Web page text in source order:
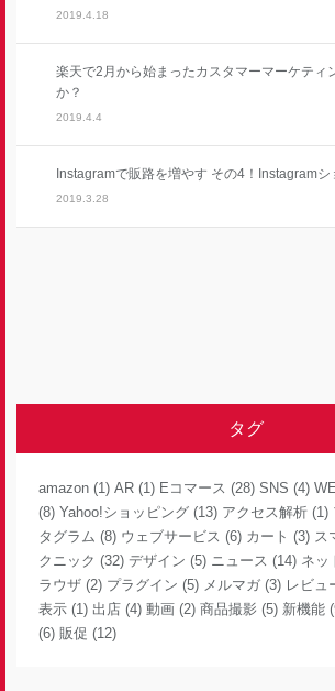
2019.4.18
楽天で2月から始まったカスタマーマーケティ
か？
2019.4.4
Instagramで販路を増やす その4！Instagram
2019.3.28
タグ
amazon (1) AR (1) Eコマース (28) SNS (4)
(8) Yahoo!ショッピング (13) アクセス解析 (1)
タグラム (8) ウェブサービス (6) カート (3) ス
クニック (32) デザイン (5) ニュース (14) ネッ
ラウザ (2) プラグイン (5) メルマガ (3) レビュ
表示 (1) 出店 (4) 動画 (2) 商品撮影 (5) 新機能
(6) 販促 (12)